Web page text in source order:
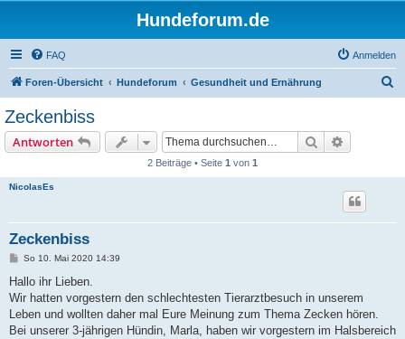
Hundeforum.de
FAQ Anmelden
Foren-Übersicht Hundeforum Gesundheit und Ernährung
Zeckenbiss
Antworten Suche
2 Beiträge • Seite 1 von 1
NicolasEs
Zeckenbiss
B
i
r
a
So 10. Mai 2020 14:39
Hallo ihr Lieben.
Wir hatten vorgestern den schlechtesten Tierarztbesuch in unserem
Leben und wollten daher mal Eure Meinung zum Thema Zecken hören.
Bei unserer 3-jährigen Hündin, Marla, haben wir vorgestern im Halsbereich